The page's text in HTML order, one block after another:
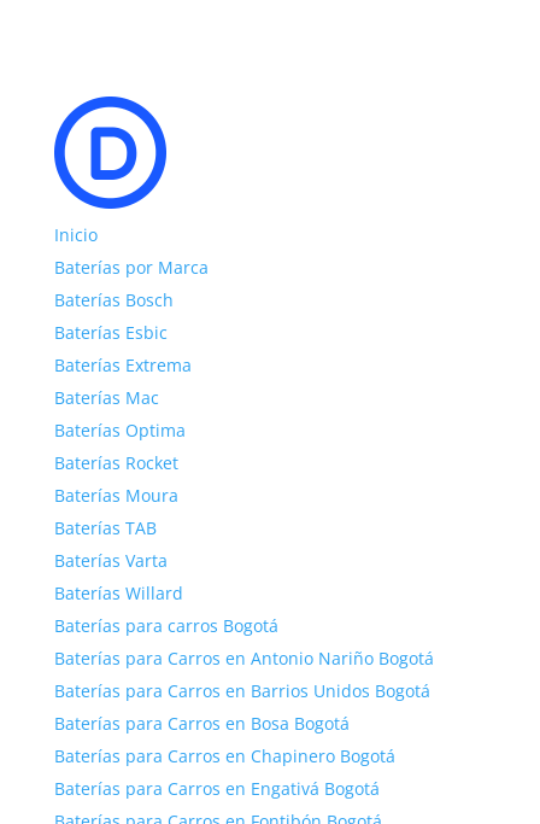
Inicio
Baterías por Marca
Baterías Bosch
Baterías Esbic
Baterías Extrema
Baterías Mac
Baterías Optima
Baterías Rocket
Baterías Moura
Baterías TAB
Baterías Varta
Baterías Willard
Baterías para carros Bogotá
Baterías para Carros en Antonio Nariño Bogotá
Baterías para Carros en Barrios Unidos Bogotá
Baterías para Carros en Bosa Bogotá
Baterías para Carros en Chapinero Bogotá
Baterías para Carros en Engativá Bogotá